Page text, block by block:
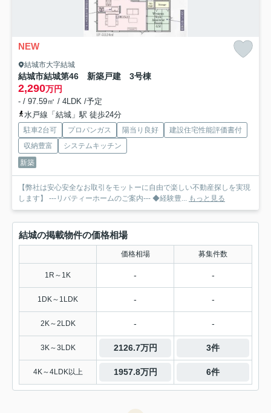
NEW
結城市大字結城
結城市結城第46 新築戸建 3号棟
2,290万円
- / 97.59㎡ / 4LDK /予定
水戸線「結城」駅 徒歩24分
駐車2台可 プロパンガス 陽当り良好
建設住宅性能評価書付
収納豊富
システムキッチン
新築
【弊社は安心安全なお取引をモットーに自由で楽しい不動産探しを実現
します】 ---リバティーホームのご案内--- ◆経験豊... もっと見る
結城の掲載物件の価格相場
価格相場 募集件数
1R～1K - -
1DK～1LDK - -
2K～2LDK - -
3K～3LDK 2126.7万円 3件
4K～4LDK以上 1957.8万円 6件